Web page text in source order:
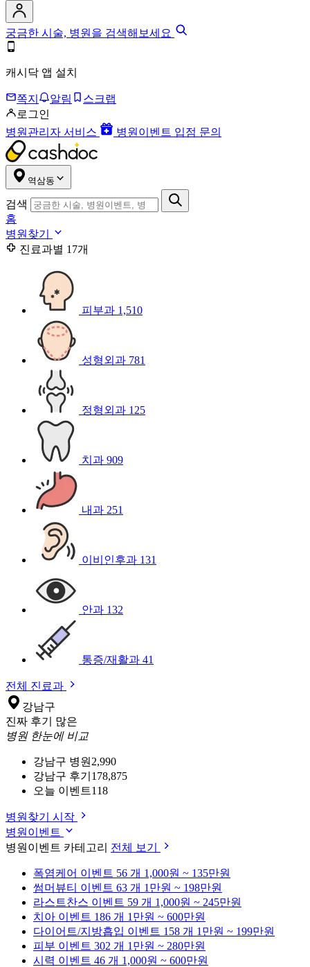
궁금한 시술, 병원을 검색해보세요
캐시닥 앱 설치
쪽지 알림
스크랩
로그인
병원관리자 서비스
병원이벤트 입점 문의
역삼동
검색
홈
병원찾기
진료과별 17개
피부과 1,510
성형외과 781
정형외과 125
치과 909
내과 251
이비인후과 131
안과 132
통증/재활과 41
전체 진료과
강남구
진짜 후기 많은
병원 한눈에 비교
강남구 병원 2,990
강남구 후기 178,875
오늘 이벤트118
병원찾기 시작
병원이벤트
병원이벤트 카테고리 전체 보기
폭염케어 이벤트 56 개 1,000원 ~ 135만원
썸머뷰티 이벤트 63 개 1만원 ~ 198만원
라스트찬스 이벤트 59 개 1,000원 ~ 245만원
치아 이벤트 186 개 1만원 ~ 600만원
다이어트/지방흡입 이벤트 158 개 1만원 ~ 199만원
피부 이벤트 302 개 1만원 ~ 280만원
시력 이벤트 46 개 1,000원 ~ 600만원